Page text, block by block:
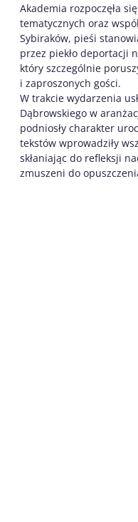
Akademia rozpoczęła
tematycznych oraz
Sybiraków, pieśi
przez piekło deportacji
który szczególnie
i zaproszonych gości.
W trakcie wydarzenia
Dąbrowskiego w
podniosły charakter
tekstów wprowadziły
skłaniając do refleksji
zmuszeni do